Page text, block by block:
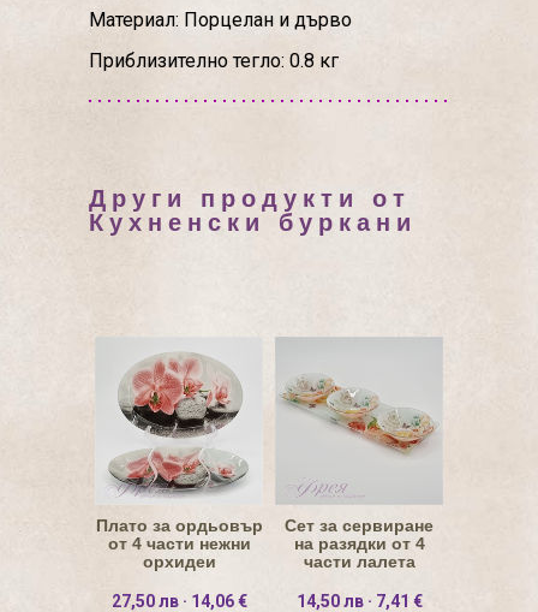
Материал: Порцелан и дърво
Приблизително тегло: 0.8 кг
Други продукти от
Кухненски буркани
Плато за ордьовър
от 4 части нежни
орхидеи
27,50 лв · 14,06 €
Сет за сервиране
на разядки от 4
части лалета
14,50 лв · 7,41 €